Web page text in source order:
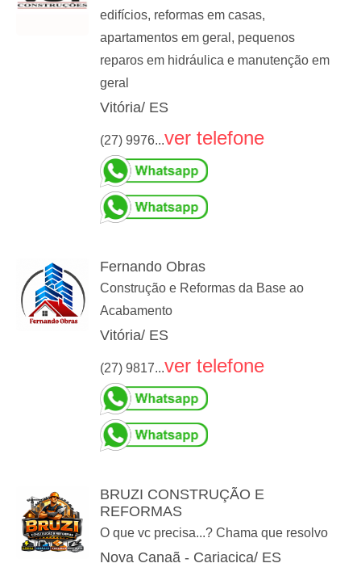
edifícios, reformas em casas,
apartamentos em geral, pequenos
reparos em hidráulica e manutenção em
geral
Vitória/ ES
(27) 9976...ver telefone
Fernando Obras
Construção e Reformas da Base ao
Acabamento
Vitória/ ES
(27) 9817...ver telefone
BRUZI CONSTRUÇÃO E
REFORMAS
O que vc precisa...? Chama que resolvo
Nova Canaã - Cariacica/ ES